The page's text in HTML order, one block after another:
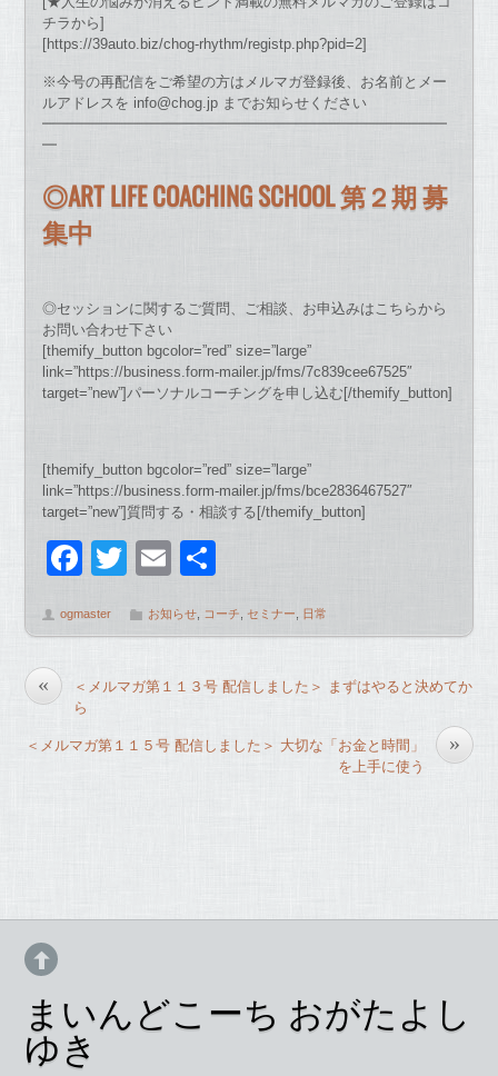
チラから]
[https://39auto.biz/chog-rhythm/registp.php?pid=2]
※今号の再配信をご希望の方はメルマガ登録後、お名前とメー
ルアドレスを info@chog.jp までお知らせください
━━━━━━━━━━━━━━━━━━━━━━━━━━━━
━
◎ART LIFE COACHING SCHOOL 第２期 募
集中
◎セッションに関するご質問、ご相談、お申込みはこちらから
お問い合わせ下さい
[themify_button bgcolor=”red” size=”large”
link=”https://business.form-mailer.jp/fms/7c839cee67525″
target=”new”]パーソナルコーチングを申し込む[/themify_button]
[themify_button bgcolor=”red” size=”large”
link=”https://business.form-mailer.jp/fms/bce2836467527″
target=”new”]質問する・相談する[/themify_button]
F
c
b
o
T
tt
E
ail
ogmaster お知らせ コーチ セミナー 日常
«
＜メルマガ第１１３号 配信しました＞ まずはやると決めてか
ら
»
＜メルマガ第１１５号 配信しました＞ 大切な「お金と時間」
を上手に使う
まいんどこーち おがたよし
ゆき